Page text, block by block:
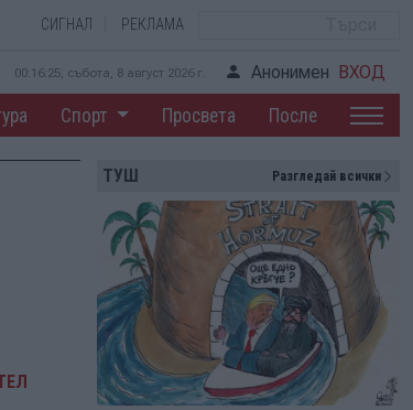
СИГНАЛ РЕКЛАМА
00:16:26, събота, 8 август 2026 г. Анонимен ВХОД
Спорт Просвета После
ТУШ Разгледай всички